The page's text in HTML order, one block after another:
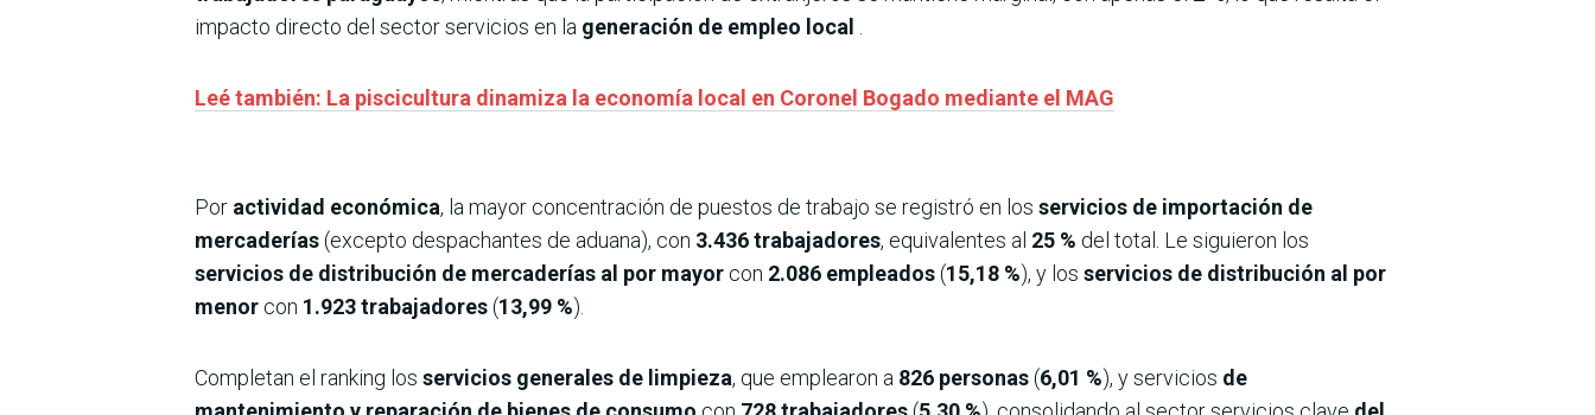
impacto directo del sector servicios en la generación de empleo local
Leé también: La piscicultura dinamiza la economía local en Coronel Bogado mediante el MAG
Por actividad económica, la mayor concentración de puestos de trabajo se registró en los servicios de importación de
mercaderías(excepto despachantes de aduana), con 3.436 trabajadores, equivalentes al 25 % del total. Le siguieron los
servicios de distribución de mercaderías al por mayor con 2.086 empleados(15,18 %), y los servicios de distribución al por
menor con 1.923 trabajadores(13,99 %).
Completan el ranking los servicios generales de limpieza, que emplearon a 826 personas(6,01 %), y servicios de